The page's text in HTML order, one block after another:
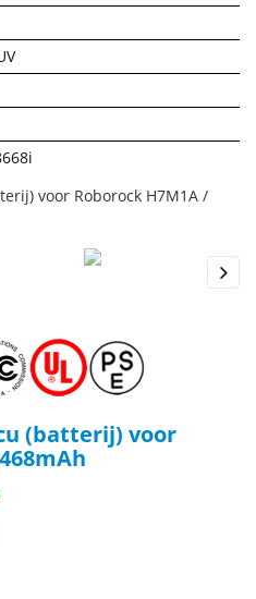
(batterij) voor